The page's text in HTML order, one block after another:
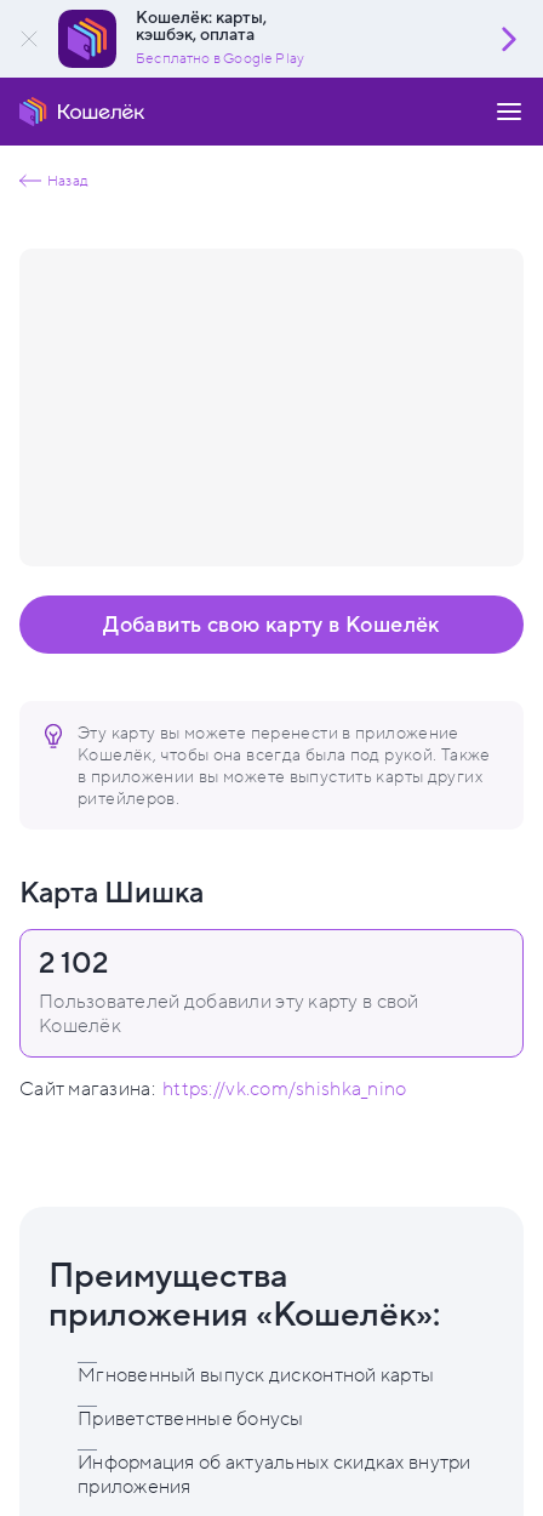
Кошелёк: карты,
кэшбэк, оплата
Бесплатно в Google Play
Назад
Эту карту вы можете перенести в приложение
Кошелёк, чтобы она всегда была под рукой. Также
в приложении вы можете выпустить карты других
ритейлеров.
Добавить свою карту в Кошелёк
Карта Шишка
2 102
Пользователей добавили эту карту в свой
Кошелёк
Сайт магазина: https://vk.com/shishka_nino
Преимущества
приложения «Кошелёк»:
Мгновенный выпуск дисконтной карты
Приветственные бонусы
Информация об актуальных скидках внутри
приложения